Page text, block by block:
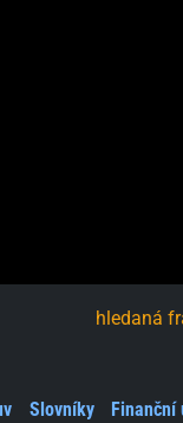
Slovníky Finanční